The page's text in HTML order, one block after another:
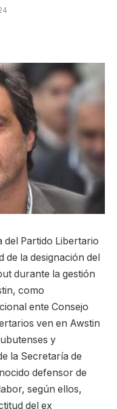
del Partido Libertario
la designación del
durante la gestión
como
ente Consejo
ven en Awstin
y
la Secretaría de
defensor de
según ellos,
del ex